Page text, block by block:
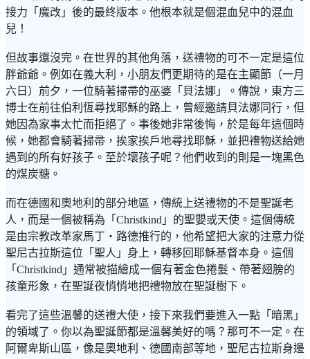
接力「魔改」後的最終版本。他根本就是個混血兒中的混血
兒！
但故事還沒完。在世界的其他角落，送禮物的可不一定是這位
胖爺爺。例如在義大利，小朋友們更期待的是在主顯節（一月
六日）前夕，一位騎著掃帚的巫婆「貝法娜」。傳說，東方三
博士在前往伯利恆尋找耶穌的路上，曾經邀請貝法娜同行，但
她因為家事太忙而拒絕了。事後她非常後悔，於是每年這個時
候，她都會騎著掃帚，挨家挨戶地尋找耶穌，並把禮物送給她
遇到的所有好孩子。至於壞孩子呢？他們收到的則是一塊黑色
的煤炭糖。
而在德國和奧地利的部分地區，傳統上送禮物的不是聖誕老
人，而是一個被稱為「Christkind」的聖嬰或天使。這個傳統
是由宗教改革家馬丁・路德推行的，他希望把大家的注意力從
聖尼古拉斯這位「聖人」身上，轉移回耶穌基督本身。這個
「Christkind」通常被描繪成一個有著金色捲髮、帶著翅膀的
孩童形象，在聖誕夜悄悄地把禮物放在聖誕樹下。
看完了這些溫馨的送禮大使，接下來我們要進入一點「暗黑」
的領域了。你以為聖誕節都是溫馨美好的嗎？那可不一定。在
阿爾卑斯山區，像是奧地利、德國南部等地，聖尼古拉斯身邊